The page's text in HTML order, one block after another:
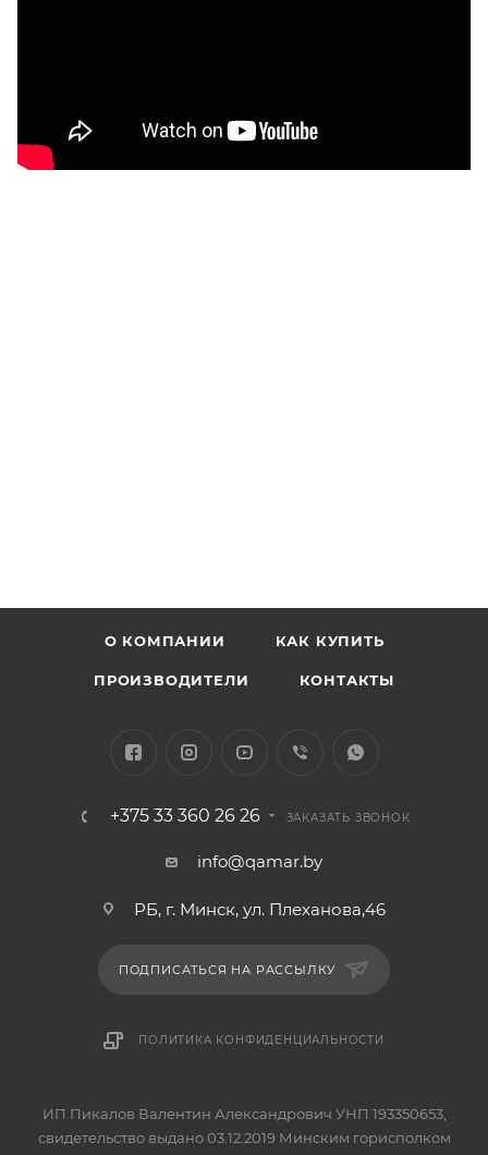
О КОМПАНИИ КАК КУПИТЬ
ПРОИЗВОДИТЕЛИ КОНТАКТЫ
+375 33 360 26 26 ЗАКАЗАТЬ ЗВОНОК
info@qamar.by
РБ, г. Минск, ул. Плеханова,46
ПОДПИСАТЬСЯ НА РАССЫЛКУ
ПОЛИТИКА КОНФИДЕНЦИАЛЬНОСТИ
ИП Пикалов Валентин Александрович УНП 193350653,
свидетельство выдано 03.12.2019 Минским горисполком